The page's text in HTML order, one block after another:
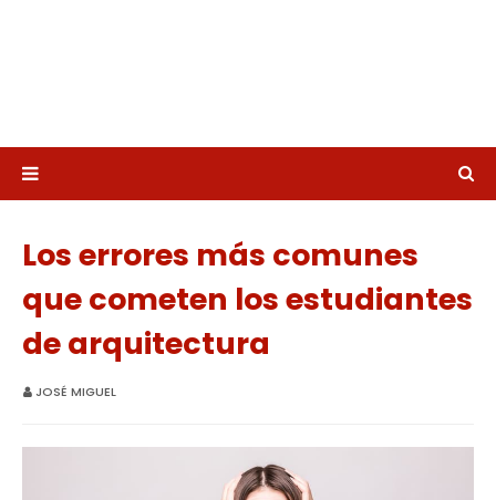
Los errores más comunes
que cometen los estudiantes
de arquitectura
JOSÉ MIGUEL